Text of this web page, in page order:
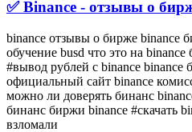
✅ Binance - отзывы о
binance отзывы о бирже binance
обучение busd что это на
#вывод рублей с binance binance
официальный сайт binance
можно ли доверять бинанс
бинанс биржи binance #скачать
взломали